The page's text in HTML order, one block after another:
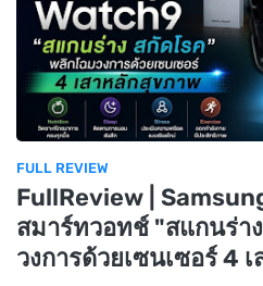
FULL REVIEW
FullReview |
สมาร์ทวอทช์ "สแกนร่า
วงการด้วยเซนเซอร์ 4